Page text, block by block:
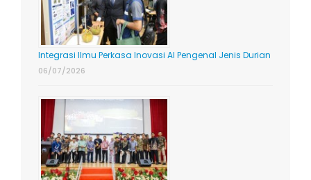
Integrasi Ilmu Perkasa Inovasi AI Pengenal Jenis Durian
06/07/2026